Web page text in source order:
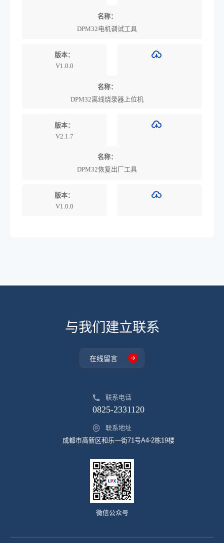
名称：
DPM32电机调试工具
版本：
V1.0.0
名称：
DPM32离线烧录器上位机
版本：
V2.1.7
名称：
DPM32恢复出厂工具
版本：
V1.0.0
与我们建立联系
在线留言
联系电话
0825-2331120
联系地址
成都市高新区和乐一街71号A4-2栋19楼
微信公众号